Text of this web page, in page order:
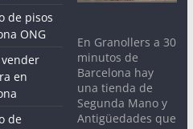
de pisos
ONG
en
de
En Granollers a 30
minutos de
Barcelona hay
una tienda de
Segunda Mano y
Antigüedades que